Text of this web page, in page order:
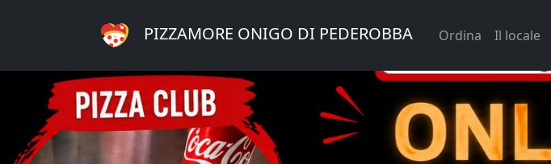
PIZZAMORE ONIGO DI PEDEROBBA Ordina Il locale